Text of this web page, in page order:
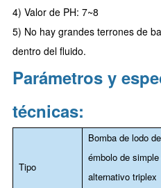
4) Valor de PH: 7~8
5) No hay grandes terrones de
dentro del fluido.
Parámetros y
técnicas:
Tipo
Bomba de lodo de
émbolo de
alternativo triplex